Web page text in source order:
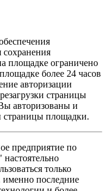
сохранения
площадке ограничено
более 24 часов
авторизации
страницы
авторизованы и
страницы площадки.
предприятие по
только
именно последние